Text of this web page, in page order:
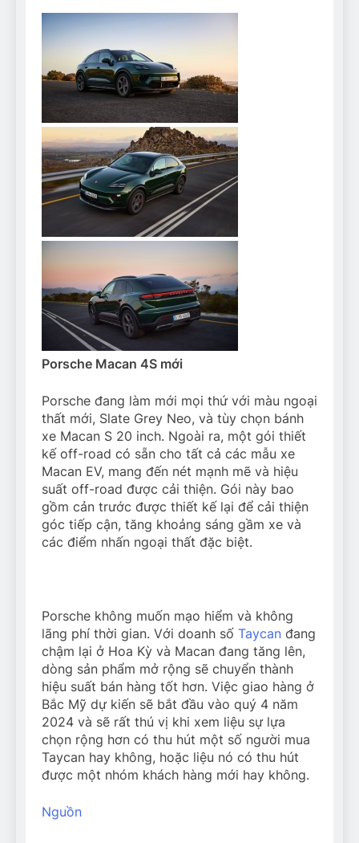
Porsche Macan 4S mới
Porsche đang làm mới mọi thứ với màu ngoại
thất mới, Slate Grey Neo, và tùy chọn bánh
xe Macan S 20 inch. Ngoài ra, một gói thiết
kế off-road có sẵn cho tất cả các mẫu xe
Macan EV, mang đến nét mạnh mẽ và hiệu
suất off-road được cải thiện. Gói này bao
gồm cản trước được thiết kế lại để cải thiện
góc tiếp cận, tăng khoảng sáng gầm xe và
các điểm nhấn ngoại thất đặc biệt.
Porsche không muốn mạo hiểm và không
lãng phí thời gian. Với doanh số Taycan đang
chậm lại ở Hoa Kỳ và Macan đang tăng lên,
dòng sản phẩm mở rộng sẽ chuyển thành
hiệu suất bán hàng tốt hơn. Việc giao hàng ở
Bắc Mỹ dự kiến ​​sẽ bắt đầu vào quý 4 năm
2024 và sẽ rất thú vị khi xem liệu sự lựa
chọn rộng hơn có thu hút một số người mua
Taycan hay không, hoặc liệu nó có thu hút
được một nhóm khách hàng mới hay không.
Nguồn